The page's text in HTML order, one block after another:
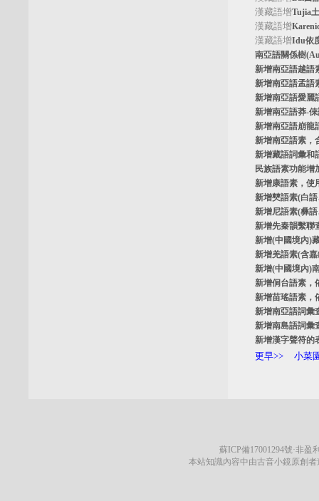
漢藏語增Tujia
漢藏語增
漢藏語增Idu依
南亞語關係樹
新增南亞語越語
新增南亞語孟語
新增南亞語愛麗
新增南亞語莽-倈
新增南亞語崩龍
新增南亞語素，
新增藏語詞彙和
民族語素功能
新增康語素，使
新增僰語素(白
新增尼語素(彝
新增先秦韻繫聯
新增(中國境內)
新增羌語素(含
新增(中國境內)
新增侗台語素，
新增苗瑤語素，
新增南亞語詞彙
新增南島語詞彙
新增漢字聲符的
更早>> 小菜
蘇ICP備17001294號·非盈
本站知識內容中由古音小鏡原創